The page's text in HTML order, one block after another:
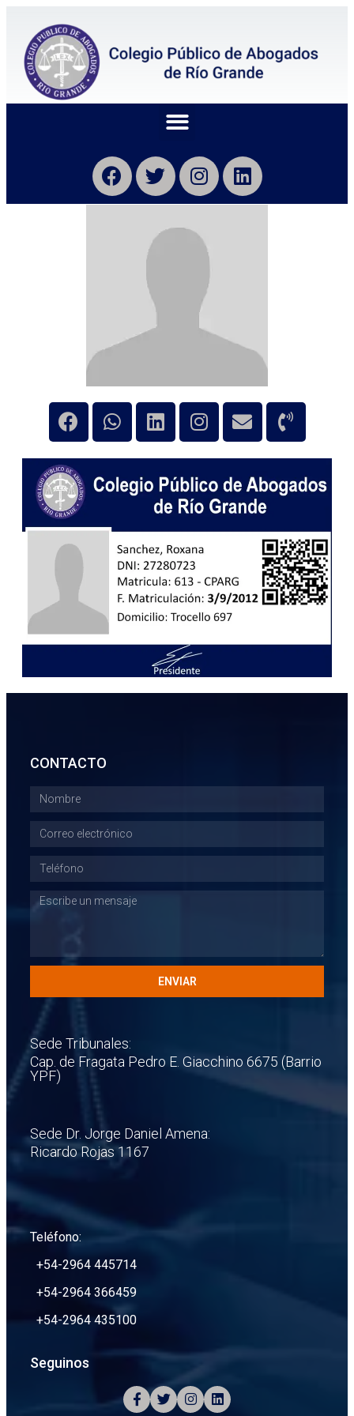
CONTACTO
ENVIAR
Sede Tribunales:
Cap. de Fragata Pedro E. Giacchino 6675 (Barrio
YPF)
Sede Dr. Jorge Daniel Amena:
Ricardo Rojas 1167
Teléfono:
+54-2964 445714
+54-2964 366459
+54-2964 435100
Seguinos